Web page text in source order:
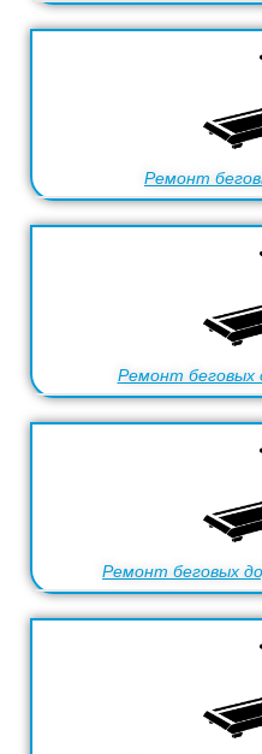
Ремонт
Ремонт беговых
Ремонт беговых